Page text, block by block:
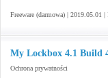
Freeware (darmowa) | 2019.05.01 |
My Lockbox 4.1 Build
Ochrona prywatności